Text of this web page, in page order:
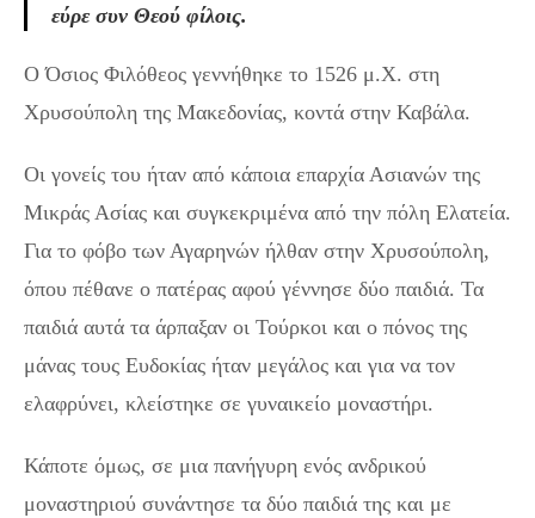
εύρε συν Θεού φίλοις.
Ο Όσιος Φιλόθεος γεννήθηκε το 1526 μ.Χ. στη
Χρυσούπολη της Μακεδονίας, κοντά στην Καβάλα.
Οι γονείς του ήταν από κάποια επαρχία Ασιανών της
Μικράς Ασίας και συγκεκριμένα από την πόλη Ελατεία.
Για το φόβο των Αγαρηνών ήλθαν στην Χρυσούπολη,
όπου πέθανε ο πατέρας αφού γέννησε δύο παιδιά. Τα
παιδιά αυτά τα άρπαξαν οι Τούρκοι και ο πόνος της
μάνας τους Ευδοκίας ήταν μεγάλος και για να τον
ελαφρύνει, κλείστηκε σε γυναικείο μοναστήρι.
Κάποτε όμως, σε μια πανήγυρη ενός ανδρικού
μοναστηριού συνάντησε τα δύο παιδιά της και με